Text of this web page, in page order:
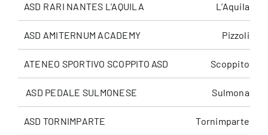
ASD RARI NANTES L’AQUILA L’Aquila
ASD AMITERNUM ACADEMY Pizzoli
ATENEO SPORTIVO SCOPPITO ASD Scoppito
ASD PEDALE SULMONESE Sulmona
ASD TORNIMPARTE Tornimparte